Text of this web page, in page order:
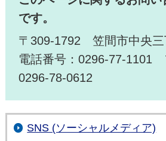
です。
〒309-1792 笠間市中央三
電話番号：0296-77-1101
0296-78-0612
SNS (ソーシャルメディア)